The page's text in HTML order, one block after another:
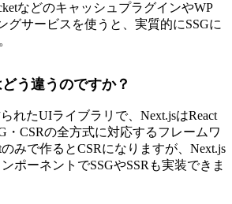
などのキャッシュプラグインやWP
グサービスを使うと、実質的にSSGに
う違うのですか？
れたUIライブラリで、Next.jsはReact
・CSRの全方式に対応するフレームワ
みで作るとCSRになりますが、Next.js
ポーネントでSSGやSSRも実装できま